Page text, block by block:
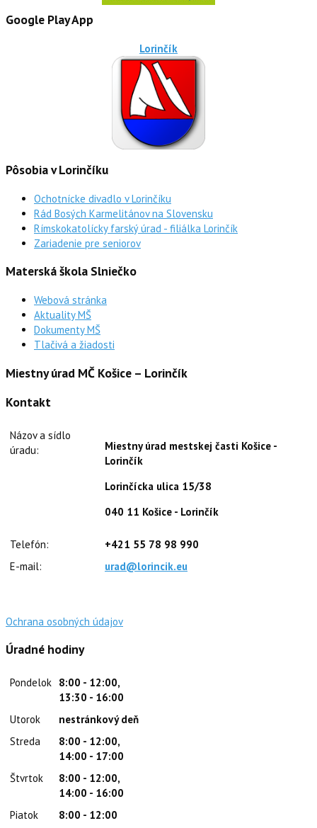
Google Play App
Lorinčík
Pôsobia v Lorinčíku
Ochotnícke divadlo v Lorinčíku
Rád Bosých Karmelitánov na Slovensku
Rímskokatolícky farský úrad - filiálka Lorinčík
Zariadenie pre seniorov
Materská škola Slniečko
Webová stránka
Aktuality MŠ
Dokumenty MŠ
Tlačivá a žiadosti
Miestny úrad MČ Košice – Lorinčík
Kontakt
Názov a sídlo
úradu:
Miestny úrad mestskej časti Košice -
Lorinčík
Lorinčícka ulica 15/38
040 11 Košice - Lorinčík
Telefón:
+421 55 78 98 990
E-mail:
urad@lorincik.eu
Ochrana osobných údajov
Úradné hodiny
Pondelok
8:00 - 12:00,
13:30 - 16:00
Utorok
nestránkový deň
Streda
8:00 - 12:00,
14:00 - 17:00
Štvrtok
8:00 - 12:00,
14:00 - 16:00
Piatok
8:00 - 12:00